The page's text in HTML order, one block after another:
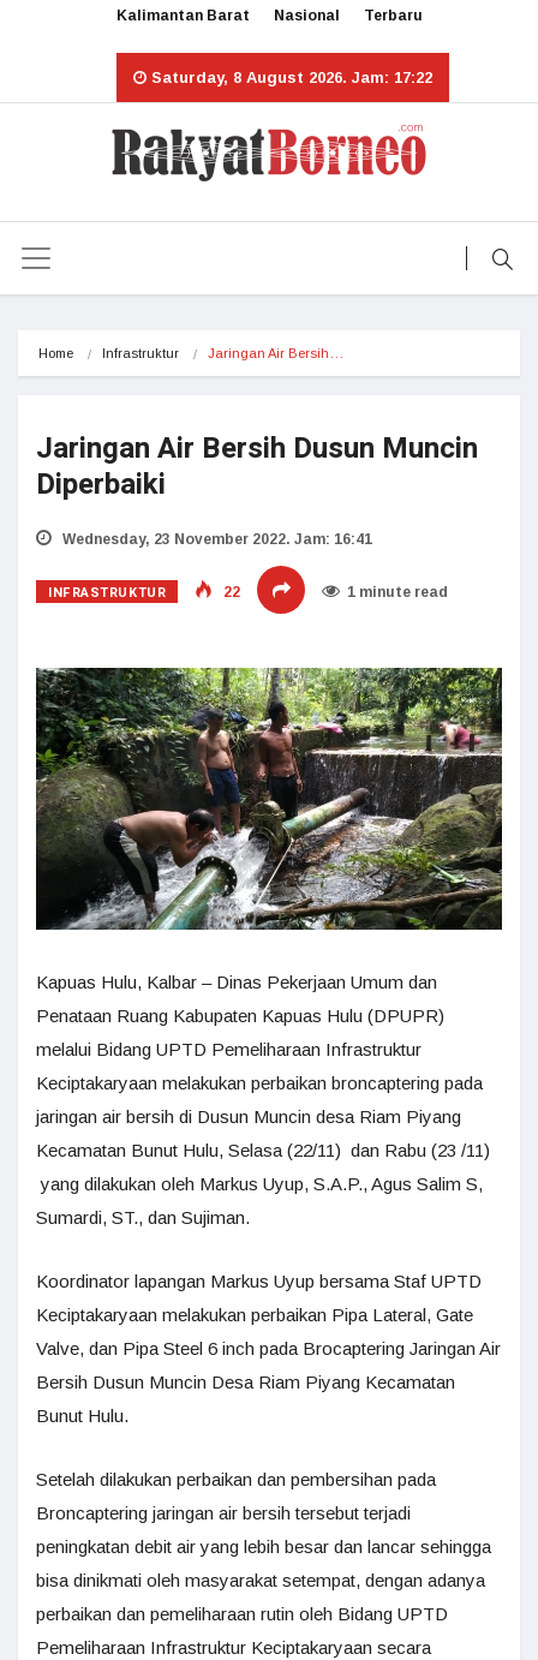
Kalimantan Barat Nasional Terbaru
Saturday, 8 August 2026. Jam: 17:22
Home Infrastruktur Jaringan Air Bersih…
Jaringan Air Bersih Dusun Muncin
Diperbaiki
Wednesday, 23 November 2022. Jam: 16:41
INFRASTRUKTUR 22 1 minute read
Kapuas Hulu, Kalbar – Dinas Pekerjaan Umum dan
Penataan Ruang Kabupaten Kapuas Hulu (DPUPR)
melalui Bidang UPTD Pemeliharaan Infrastruktur
Keciptakaryaan melakukan perbaikan broncaptering pada
jaringan air bersih di Dusun Muncin desa Riam Piyang
Kecamatan Bunut Hulu, Selasa (22/11) dan Rabu (23 /11)
yang dilakukan oleh Markus Uyup, S.A.P., Agus Salim S,
Sumardi, ST., dan Sujiman.
Koordinator lapangan Markus Uyup bersama Staf UPTD
Keciptakaryaan melakukan perbaikan Pipa Lateral, Gate
Valve, dan Pipa Steel 6 inch pada Brocaptering Jaringan Air
Bersih Dusun Muncin Desa Riam Piyang Kecamatan
Bunut Hulu.
Setelah dilakukan perbaikan dan pembersihan pada
Broncaptering jaringan air bersih tersebut terjadi
peningkatan debit air yang lebih besar dan lancar sehingga
bisa dinikmati oleh masyarakat setempat, dengan adanya
perbaikan dan pemeliharaan rutin oleh Bidang UPTD
Pemeliharaan Infrastruktur Keciptakaryaan secara